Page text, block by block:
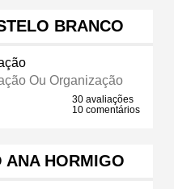
BRANCO
Ou Organização
30 avaliações
10 comentários
ANA HORMIGO